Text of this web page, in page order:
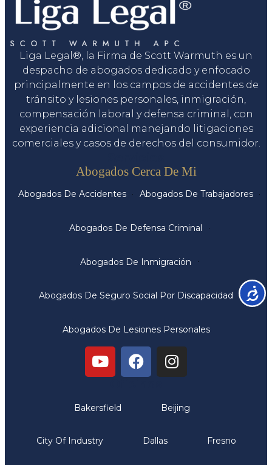
Liga Legal®, la Firma de Scott Warmuth es un
despacho de abogados dedicado y enfocado
principalmente en los campos de accidentes de
tránsito y lesiones personales, inmigración,
compensación laboral y defensa criminal, con
experiencia adicional manejando litigaciones
comerciales y casos de derechos del consumidor.
Abogados Cerca De Mi
Abogados De Accidentes Abogados De Trabajadores
Abogados De Defensa Criminal
Abogados De Inmigración
Abogados De Seguro Social Por Discapacidad
Abogados De Lesiones Personales
Bakersfield Beijing
City Of Industry Dallas Fresno